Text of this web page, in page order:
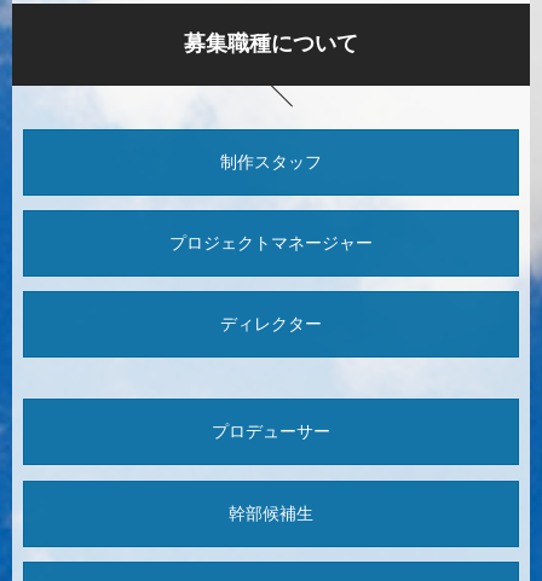
募集職種について
制作スタッフ
プロジェクトマネージャー
ディレクター
プロデューサー
幹部候補生